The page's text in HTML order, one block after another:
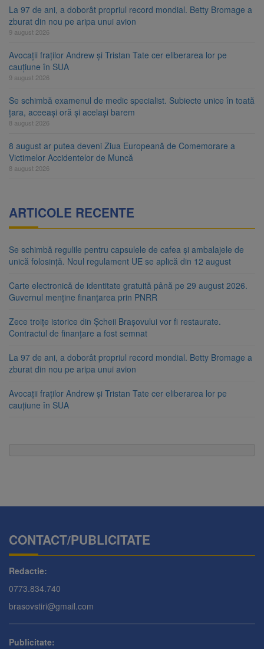
La 97 de ani, a doborât propriul record mondial. Betty Bromage a
zburat din nou pe aripa unui avion
9 august 2026
Avocații fraților Andrew și Tristan Tate cer eliberarea lor pe
cauțiune în SUA
9 august 2026
Se schimbă examenul de medic specialist. Subiecte unice în toată
țara, aceeași oră și același barem
8 august 2026
8 august ar putea deveni Ziua Europeană de Comemorare a
Victimelor Accidentelor de Muncă
8 august 2026
ARTICOLE RECENTE
Se schimbă regulile pentru capsulele de cafea și ambalajele de
unică folosință. Noul regulament UE se aplică din 12 august
Carte electronică de identitate gratuită până pe 29 august 2026.
Guvernul menține finanțarea prin PNRR
Zece troițe istorice din Șcheii Brașovului vor fi restaurate.
Contractul de finanțare a fost semnat
La 97 de ani, a doborât propriul record mondial. Betty Bromage a
zburat din nou pe aripa unui avion
Avocații fraților Andrew și Tristan Tate cer eliberarea lor pe
cauțiune în SUA
CONTACT/PUBLICITATE
Redactie:
0773.834.740
brasovstiri@gmail.com
Publicitate: